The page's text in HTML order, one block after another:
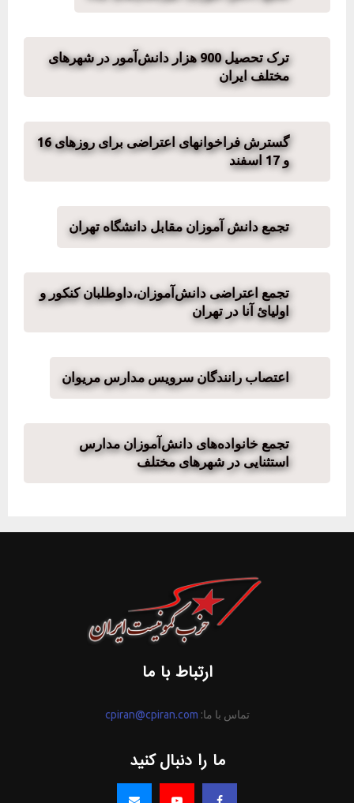
ترک تحصیل 900 هزار دانش‌آمور در شهرهای
مختلف ایران
گسترش فراخوانهای اعتراضی برای روزهای 16
و 17 اسفند
تجمع دانش آموزان مقابل دانشگاه تهران
تجمع اعتراضی دانش‌آموزان،داوطلبان کنکور و
اولیائ آنا در تهران
اعتصاب رانندگان سرویس مدارس مریوان
تجمع خانواده‌های دانش‌آموزان مدارس
استثنایی در شهرهای مختلف
ارتباط با ما
تماس با ما: cpiran@cpiran.com
ما را دنبال کنید